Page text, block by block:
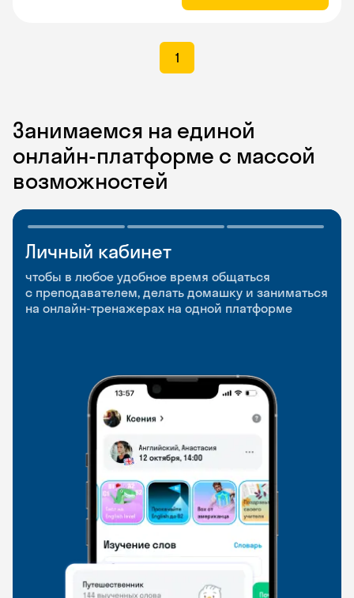
1
Занимаемся на единой
онлайн-платформе с массой
возможностей
Личный кабинет
чтобы в любое удобное время общаться
с преподавателем, делать домашку и заниматься
на онлайн-тренажерах на одной платформе
Мобильное
приложение
чтобы заниматься и изучать новые слова где
и когда удобно
Разговорные клубы
и Talks
Групповые занятия для разговорной практики
и индивидуальные встречи с преподавателями